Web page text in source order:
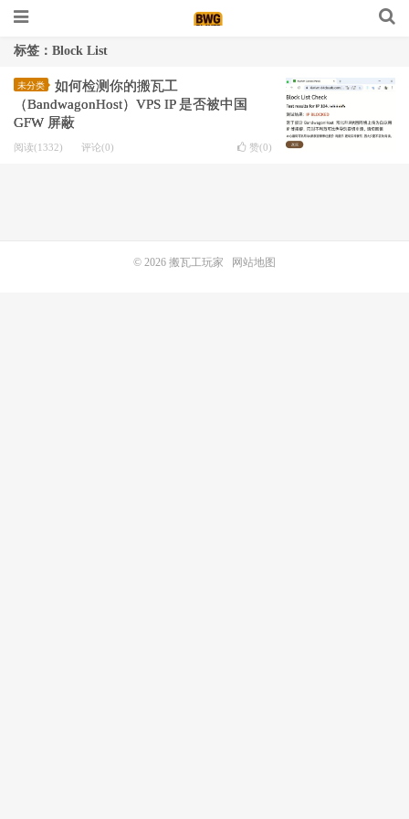
标签：Block List
未分类
如何检测你的搬瓦工
（BandwagonHost）VPS IP 是否被中国
GFW 屏蔽
阅读(1332) 评论(0) 赞(0)
© 2026 搬瓦工玩家 网站地图